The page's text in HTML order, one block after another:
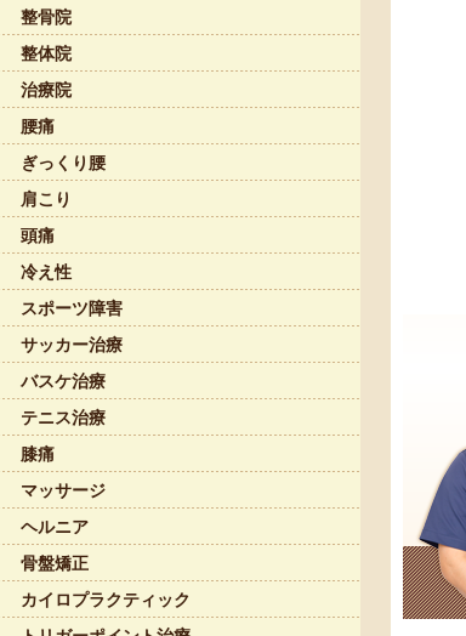
整骨院
整体院
治療院
腰痛
ぎっくり腰
肩こり
頭痛
冷え性
スポーツ障害
サッカー治療
バスケ治療
テニス治療
膝痛
マッサージ
ヘルニア
骨盤矯正
カイロプラクティック